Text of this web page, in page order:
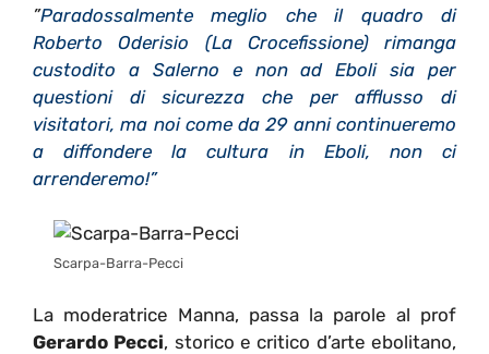
”Paradossalmente meglio che il quadro di
Roberto Oderisio (La Crocefissione) rimanga
custodito a Salerno e non ad Eboli sia per
questioni di sicurezza che per afflusso di
visitatori, ma noi come da 29 anni continueremo
a diffondere la cultura in Eboli, non ci
arrenderemo!”
Scarpa-Barra-Pecci
La moderatrice Manna, passa la parole al prof
Gerardo Pecci, storico e critico d’arte ebolitano,